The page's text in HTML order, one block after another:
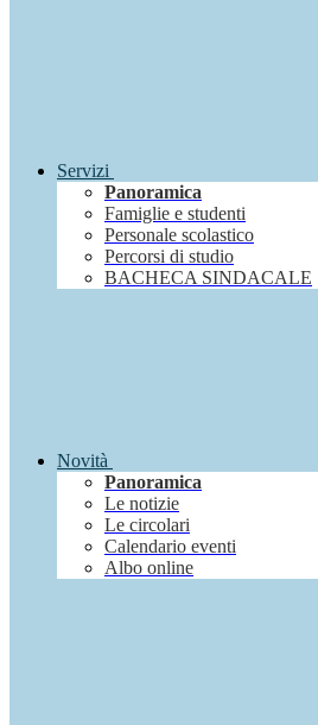
Servizi
Panoramica
Famiglie e studenti
Personale scolastico
Percorsi di studio
BACHECA SINDACALE
Novità
Panoramica
Le notizie
Le circolari
Calendario eventi
Albo online